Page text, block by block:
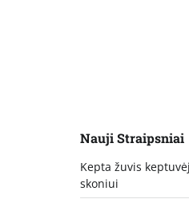
Nauji Straipsniai
Kepta žuvis
skoniui